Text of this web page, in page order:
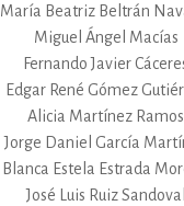
María Beatriz Beltrán
Miguel Ángel Macías
Fernando Javier
Edgar René Gómez
Alicia Martínez Ramos
Jorge Daniel García
Blanca Estela Estrada
José Luis Ruiz Sandoval